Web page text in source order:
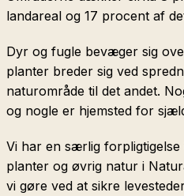
landareal og 17 procent af
Dyr og fugle bevæger sig
planter breder sig ved
naturområde til det andet.
og nogle er hjemsted for
Vi har en særlig
planter og øvrig natur i
vi gøre ved at sikre